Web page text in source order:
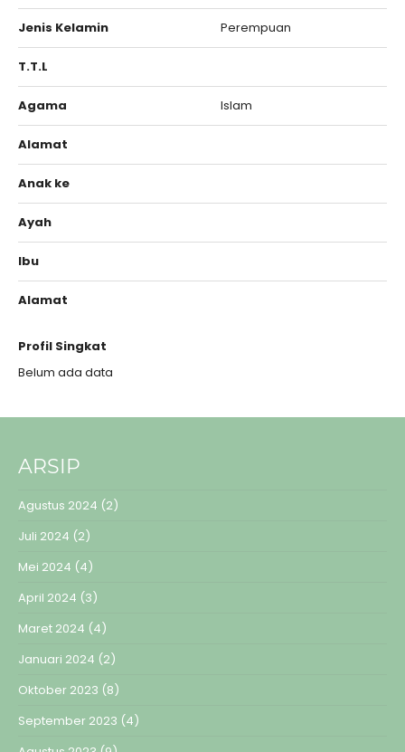
Jenis Kelamin Perempuan
T.T.L
Agama Islam
Alamat
Anak ke
Ayah
Ibu
Alamat
Profil Singkat
Belum ada data
ARSIP
Agustus 2024 (2)
Juli 2024 (2)
Mei 2024 (4)
April 2024 (3)
Maret 2024 (4)
Januari 2024 (2)
Oktober 2023 (8)
September 2023 (4)